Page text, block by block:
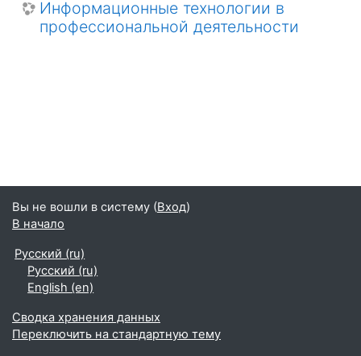
Информационные технологии в
профессиональной деятельности
Вы не вошли в систему (Вход)
В начало
Русский ‎(ru)‎
Русский ‎(ru)‎
English ‎(en)‎
Сводка хранения данных
Переключить на стандартную тему